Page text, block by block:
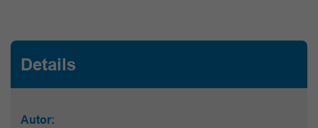
Details
Autor: